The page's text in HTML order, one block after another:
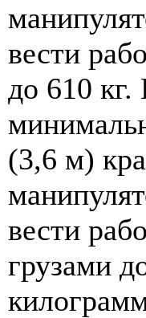
вести
до 610 кг.
(3,6 м)
вести
грузами